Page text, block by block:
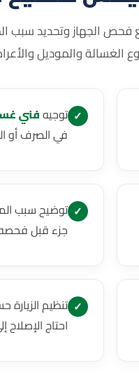
فحص الجهاز وتحديد سبب
والموديل
✓ توجيهفني
في الصرف أو
✓ توضيح سبب
جزء قبل فحصه
✓ تنظيم
احتاج